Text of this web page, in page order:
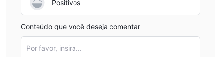
Positivos
Conteúdo que você deseja comentar
Por favor, insira...